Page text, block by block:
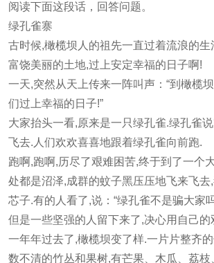
阅读下面这段话，回答问题。
绿孔雀寨
古时候,橄榄坝人的祖先一直过着流浪的
富饶美丽的土地,过上安定幸福的日子啊!
一天,突然从天上传来一阵叫声：“到橄榄
们过上幸福的日子!”
大家抬头一看,原来是一只绿孔雀.绿孔雀
飞去.人们欢欢喜喜地跟着绿孔雀向前跑.
跑啊,跑啊,历尽了艰难困苦,终于到了一个
处都是沼泽,成群的蚊子黑压压地飞来飞
芯子.有的人看了,说：“绿孔雀不是骗大家
但是一些坚强的人留下来了,决心用自己的
一年年过去了,橄榄坝变了样.一片片整齐
数不清的竹丛和果树,有芒果、木瓜、荔